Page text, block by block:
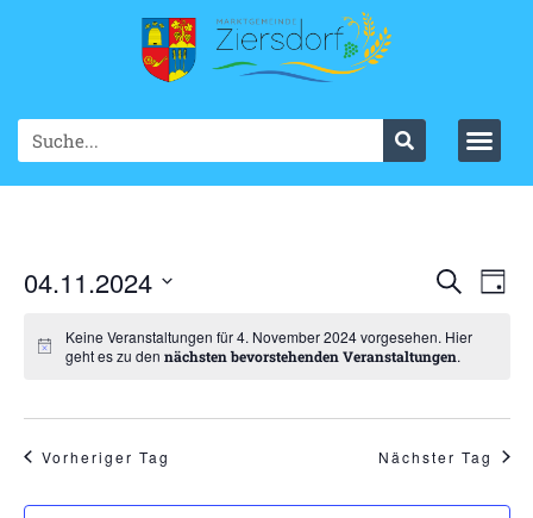
UND
SucheTag
04.11.2024
wählen.Keine Veranstaltungen für 4. November 2024 vorgesehen. Hier
geht es zu dennächsten bevorstehenden Veranstaltungen.
Vorheriger Tag Nächster Tag